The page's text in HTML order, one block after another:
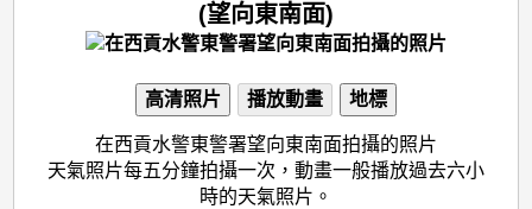
(望向東南面)
高清照片 播放動畫 地標
在西貢水警東警署望向東南面拍攝的照片
天氣照片每五分鐘拍攝一次，動畫一般播放過去六小
時的天氣照片。